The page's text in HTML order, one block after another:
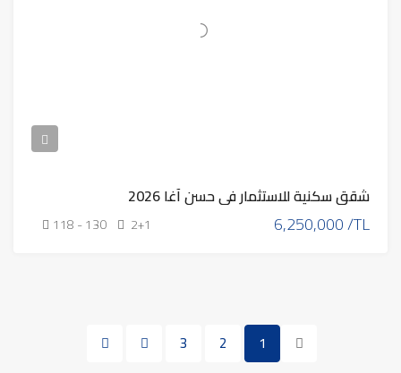
شقق سكنية للاستثمار في حسن آغا 2026
6,250,000 /TL
2+1
118 - 130
1
2
3